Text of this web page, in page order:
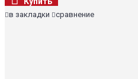
в закладки сравнение